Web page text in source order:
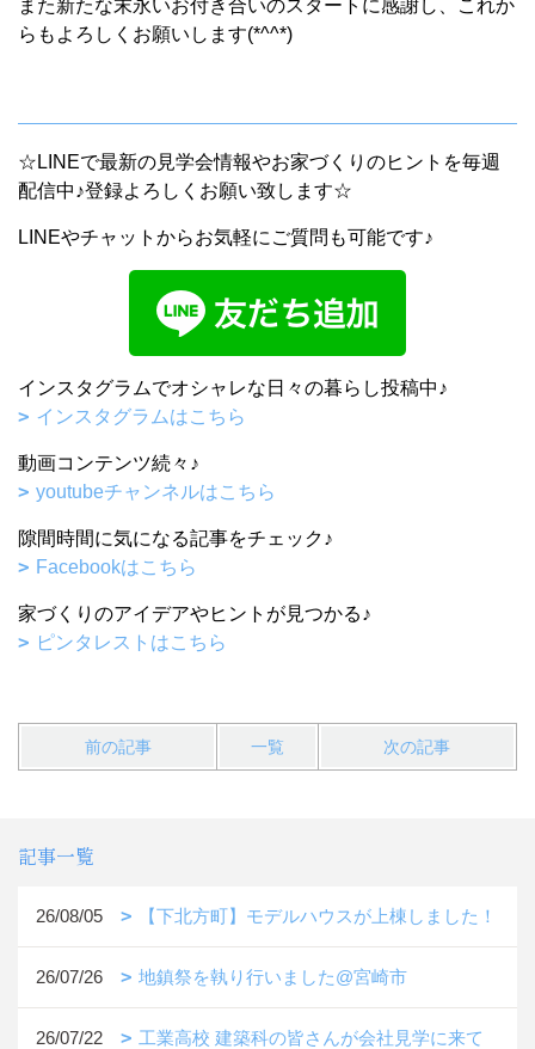
また新たな末永いお付き合いのスタートに感謝し、これか
らもよろしくお願いします(*^^*)
☆LINEで最新の見学会情報やお家づくりのヒントを毎週
配信中♪登録よろしくお願い致します☆
LINEやチャットからお気軽にご質問も可能です♪
インスタグラムでオシャレな日々の暮らし投稿中♪
インスタグラムはこちら
動画コンテンツ続々♪
youtubeチャンネルはこちら
隙間時間に気になる記事をチェック♪
Facebookはこちら
家づくりのアイデアやヒントが見つかる♪
ピンタレストはこちら
前の記事 一覧 次の記事
記事一覧
26/08/05 【下北方町】モデルハウスが上棟しました！
26/07/26 地鎮祭を執り行いました@宮崎市
26/07/22
工業高校 建築科の皆さんが会社見学に来て